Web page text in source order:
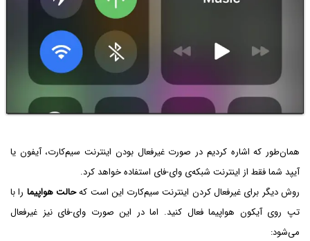
همان‌طور که اشاره کردیم در صورت غیرفعال بودن اینترنت سیم‌کارت، آیفون یا
آیپد شما فقط از اینترنت شبکه‌ی وای-فای استفاده خواهد کرد.
روش دیگر برای غیرفعال کردن اینترنت سیم‌کارت این است کهحالت هواپیما را با
تپ روی آیکون هواپیما فعال کنید. اما در این صورت وای-فای نیز غیرفعال
می‌شود: